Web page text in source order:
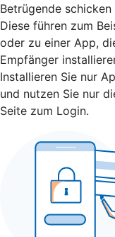
Betrügende
Diese führen zum
oder zu einer App,
Empfänger
Installieren Sie nur
und nutzen Sie nur
Seite zum Login.